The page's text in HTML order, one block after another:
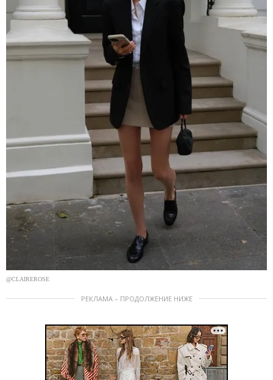
@CLAIREROSE
РЕКЛАМА – ПРОДОЛЖЕНИЕ НИЖЕ